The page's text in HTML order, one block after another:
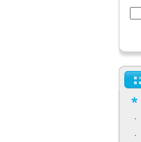
·
·